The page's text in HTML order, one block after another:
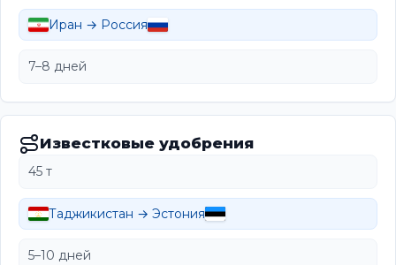
Иран → Россия
7–8 дней
Известковые удобрения
45 т
Таджикистан → Эстония
5–10 дней